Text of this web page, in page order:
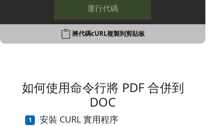
運行代碼
將代碼cURL複製到剪貼板
如何使用命令行將 PDF 合併到
DOC
安裝 CURL 實用程序